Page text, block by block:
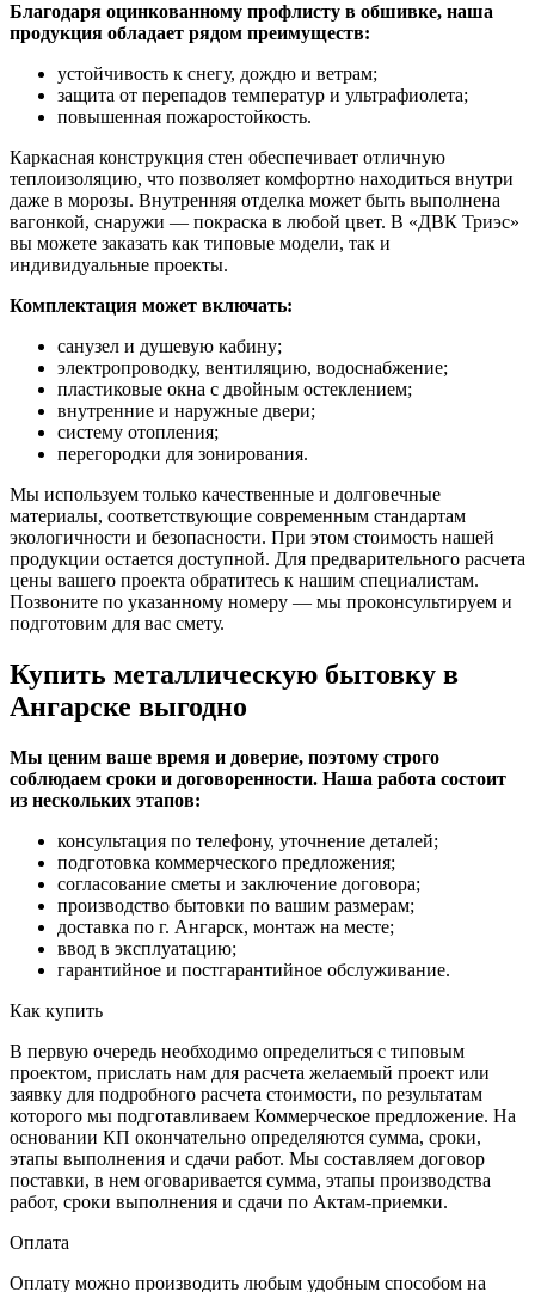
Благодаря оцинкованному профлисту в обшивке, наша
продукция обладает рядом преимуществ:
устойчивость к снегу, дождю и ветрам;
защита от перепадов температур и ультрафиолета;
повышенная пожаростойкость.
Каркасная конструкция стен обеспечивает отличную
теплоизоляцию, что позволяет комфортно находиться внутри
даже в морозы. Внутренняя отделка может быть выполнена
вагонкой, снаружи — покраска в любой цвет. В «ДВК Триэс»
вы можете заказать как типовые модели, так и
индивидуальные проекты.
Комплектация может включать:
санузел и душевую кабину;
электропроводку, вентиляцию, водоснабжение;
пластиковые окна с двойным остеклением;
внутренние и наружные двери;
систему отопления;
перегородки для зонирования.
Мы используем только качественные и долговечные
материалы, соответствующие современным стандартам
экологичности и безопасности. При этом стоимость нашей
продукции остается доступной. Для предварительного расчета
цены вашего проекта обратитесь к нашим специалистам.
Позвоните по указанному номеру — мы проконсультируем и
подготовим для вас смету.
Купить металлическую бытовку в
Ангарске выгодно
Мы ценим ваше время и доверие, поэтому строго
соблюдаем сроки и договоренности. Наша работа состоит
из нескольких этапов:
консультация по телефону, уточнение деталей;
подготовка коммерческого предложения;
согласование сметы и заключение договора;
производство бытовки по вашим размерам;
доставка по г. Ангарск, монтаж на месте;
ввод в эксплуатацию;
гарантийное и постгарантийное обслуживание.
Как купить
В первую очередь необходимо определиться с типовым
проектом, прислать нам для расчета желаемый проект или
заявку для подробного расчета стоимости, по результатам
которого мы подготавливаем Коммерческое предложение. На
основании КП окончательно определяются сумма, сроки,
этапы выполнения и сдачи работ. Мы составляем договор
поставки, в нем оговаривается сумма, этапы производства
работ, сроки выполнения и сдачи по Актам-приемки.
Оплата
Оплату можно производить любым удобным способом на